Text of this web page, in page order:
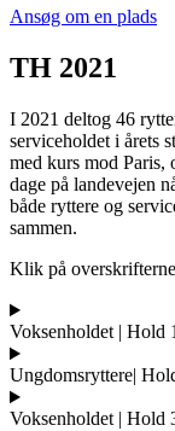
Ansøg om en plads
TH 2021
I 2021 deltog 46
serviceholdet i årets
med kurs mod Paris,
dage på landevejen
både ryttere og
sammen.
Klik på
Voksenholdet | Hold 1
Ungdomsryttere|
Voksenholdet | Hold